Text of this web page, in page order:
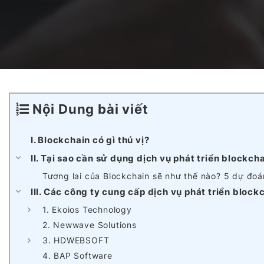
Nền tảng Văn phòng Ảo Toàn cầu
Nội Dung bài viết
I. Blockchain có gì thú vị?
II. Tại sao cần sử dụng dịch vụ phát triển
Tương lai của Blockchain sẽ như thế nào? 5 dự
III. Các công ty cung cấp dịch vụ phát triển
1. Ekoios Technology
2. Newwave Solutions
3. HDWEBSOFT
4. BAP Software